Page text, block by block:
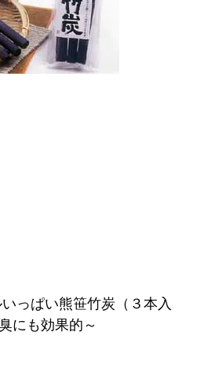
っぱい熊笹竹炭（３本入
にも効果的～